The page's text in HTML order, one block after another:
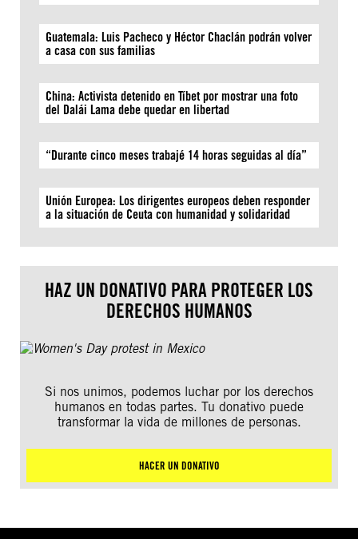
Guatemala: Luis Pacheco y Héctor Chaclán podrán volver
a casa con sus familias
China: Activista detenido en Tíbet por mostrar una foto
del Dalái Lama debe quedar en libertad
“Durante cinco meses trabajé 14 horas seguidas al día”
Unión Europea: Los dirigentes europeos deben responder
a la situación de Ceuta con humanidad y solidaridad
HAZ UN DONATIVO PARA PROTEGER LOS
DERECHOS HUMANOS
Si nos unimos, podemos luchar por los derechos
humanos en todas partes. Tu donativo puede
transformar la vida de millones de personas.
HACER UN DONATIVO